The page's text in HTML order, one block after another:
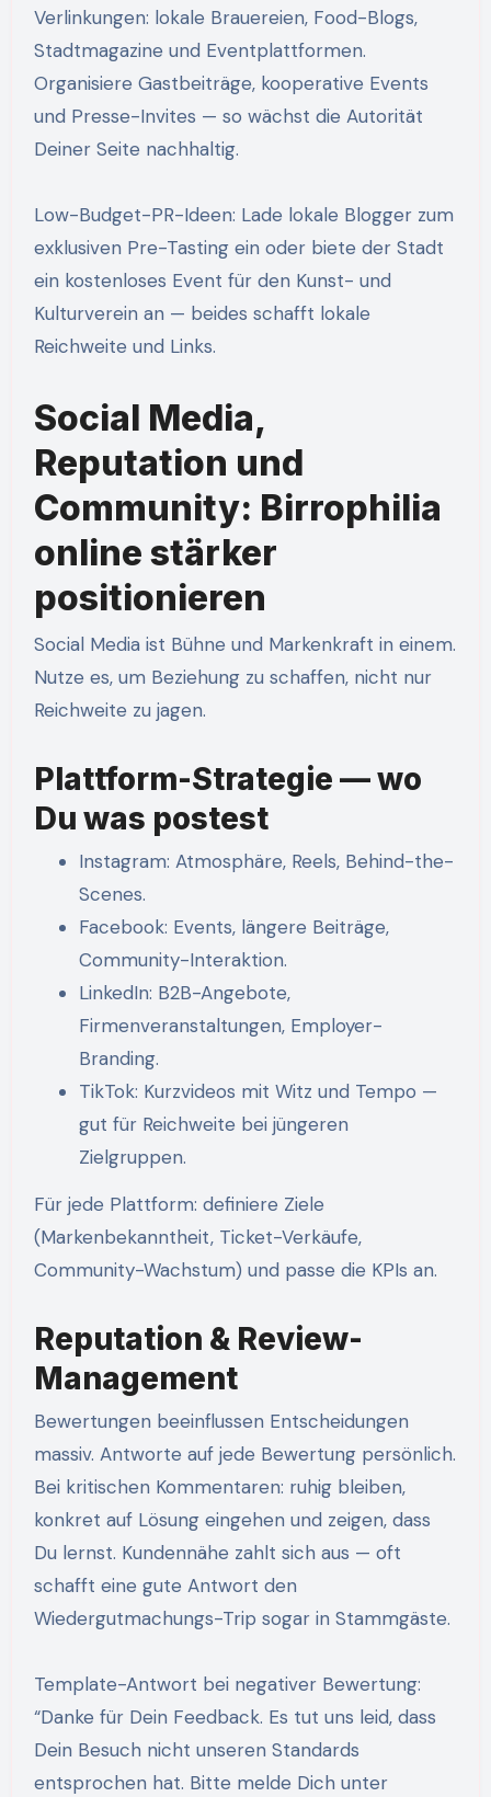
Verlinkungen: lokale Brauereien, Food-Blogs,
Stadtmagazine und Eventplattformen.
Organisiere Gastbeiträge, kooperative Events
und Presse-Invites — so wächst die Autorität
Deiner Seite nachhaltig.
Low-Budget-PR-Ideen: Lade lokale Blogger zum
exklusiven Pre-Tasting ein oder biete der Stadt
ein kostenloses Event für den Kunst- und
Kulturverein an — beides schafft lokale
Reichweite und Links.
Social Media,
Reputation und
Community: Birrophilia
online stärker
positionieren
Social Media ist Bühne und Markenkraft in einem.
Nutze es, um Beziehung zu schaffen, nicht nur
Reichweite zu jagen.
Plattform-Strategie — wo
Du was postest
Instagram: Atmosphäre, Reels, Behind-the-
Scenes.
Facebook: Events, längere Beiträge,
Community-Interaktion.
LinkedIn: B2B-Angebote,
Firmenveranstaltungen, Employer-
Branding.
TikTok: Kurzvideos mit Witz und Tempo —
gut für Reichweite bei jüngeren
Zielgruppen.
Für jede Plattform: definiere Ziele
(Markenbekanntheit, Ticket-Verkäufe,
Community-Wachstum) und passe die KPIs an.
Reputation & Review-
Management
Bewertungen beeinflussen Entscheidungen
massiv. Antworte auf jede Bewertung persönlich.
Bei kritischen Kommentaren: ruhig bleiben,
konkret auf Lösung eingehen und zeigen, dass
Du lernst. Kundennähe zahlt sich aus — oft
schafft eine gute Antwort den
Wiedergutmachungs-Trip sogar in Stammgäste.
Template-Antwort bei negativer Bewertung:
“Danke für Dein Feedback. Es tut uns leid, dass
Dein Besuch nicht unseren Standards
entsprochen hat. Bitte melde Dich unter